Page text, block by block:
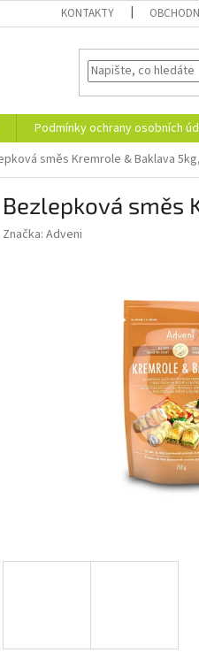
KONTAKTY
Podmínky ochrany osobních
směs Kremrole & Baklava
Bezlepková směs
Značka: Adveni